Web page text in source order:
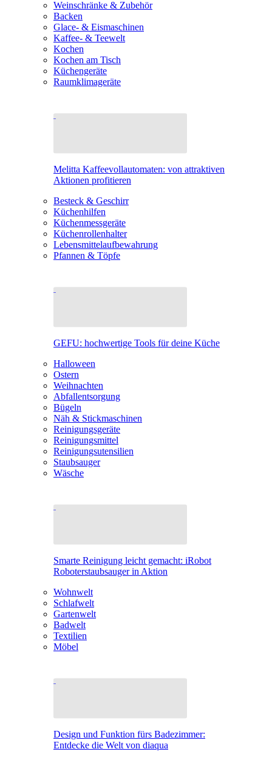
Weinschränke & Zubehör
Backen
Glace- & Eismaschinen
Kaffee- & Teewelt
Kochen
Kochen am Tisch
Küchengeräte
Raumklimageräte
Melitta Kaffeevollautomaten: von attraktiven
Aktionen profitieren
Besteck & Geschirr
Küchenhilfen
Küchenmessgeräte
Küchenrollenhalter
Lebensmittelaufbewahrung
Pfannen & Töpfe
GEFU: hochwertige Tools für deine Küche
Halloween
Ostern
Weihnachten
Abfallentsorgung
Bügeln
Näh & Stickmaschinen
Reinigungsgeräte
Reinigungsmittel
Reinigungsutensilien
Staubsauger
Wäsche
Smarte Reinigung leicht gemacht: iRobot
Roboterstaubsauger in Aktion
Wohnwelt
Schlafwelt
Gartenwelt
Badwelt
Textilien
Möbel
Design und Funktion fürs Badezimmer:
Entdecke die Welt von diaqua